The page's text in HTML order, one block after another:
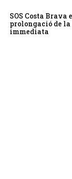
SOS Costa
prolongació de
immediata